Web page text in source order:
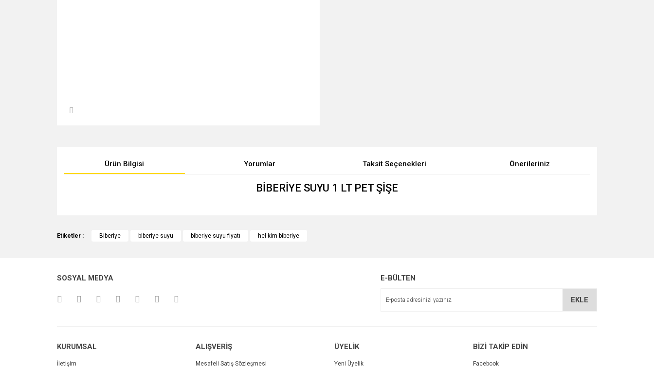
Ürün Bilgisi Yorumlar Taksit Seçenekleri Önerileriniz
BİBERİYE SUYU 1 LT PET ŞİŞE
Bu ürüne ilk yorumu siz yapın!
Ürün bilgilerinde hatalar bulunuyor.
Etiketler : Biberiye biberiye suyu biberiye suyu fiyatı hel-kim biberiye
SOSYAL MEDYA E-BÜLTEN
EKLE
KURUMSAL
İletişim
ALIŞVERİŞ
Mesafeli Satış Sözleşmesi
ÜYELİK
Yeni Üyelik
BİZİ TAKİP EDİN
Facebook